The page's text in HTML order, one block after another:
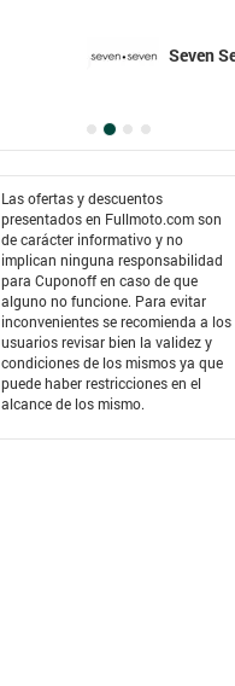
Seven Seven
Las ofertas y descuentos
presentados en Fullmoto.com son
de carácter informativo y no
implican ninguna responsabilidad
para Cuponoff en caso de que
alguno no funcione. Para evitar
inconvenientes se recomienda a los
usuarios revisar bien la validez y
condiciones de los mismos ya que
puede haber restricciones en el
alcance de los mismo.